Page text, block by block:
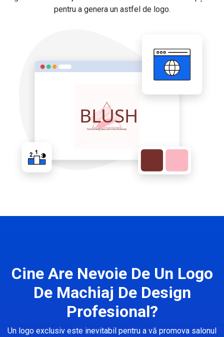
pentru a genera un astfel de logo.
Cine Are Nevoie De Un Logo
De Machiaj De Design
Profesional?
Un logo exclusiv este inevitabil pentru a vă promova salonul